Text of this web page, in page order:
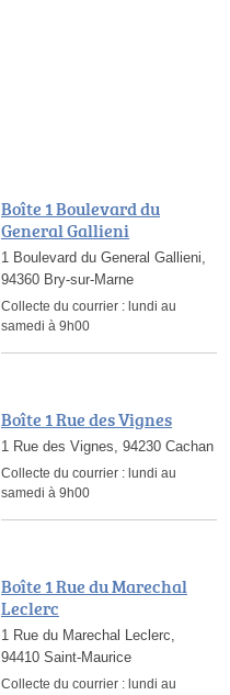
Boîte 1 Boulevard du
General Gallieni
1 Boulevard du General Gallieni,
94360 Bry-sur-Marne
Collecte du courrier : lundi au
samedi à 9h00
Boîte 1 Rue des Vignes
1 Rue des Vignes, 94230 Cachan
Collecte du courrier : lundi au
samedi à 9h00
Boîte 1 Rue du Marechal
Leclerc
1 Rue du Marechal Leclerc,
94410 Saint-Maurice
Collecte du courrier : lundi au